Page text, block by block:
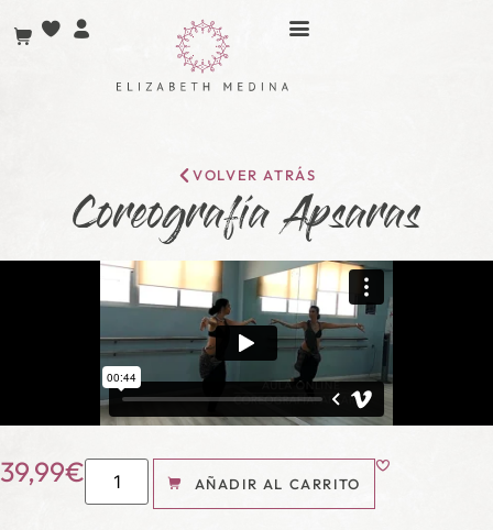
VOLVER ATRÁS
Coreografía Apsaras
39,99€ AÑADIR AL CARRITO